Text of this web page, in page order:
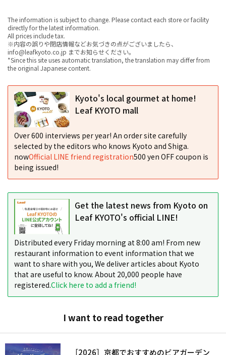
The information is subject to change. Please contact each store or facility
directly for the latest information.
All prices include tax.
※内容の誤りや閉店情報などお気づきの点がございましたら、
info@leafkyoto.co.jp までお知らせください。
*Since this site uses automatic translation, the translation may differ from
the original Japanese content.
Kyoto's local gourmet at home!
Leaf KYOTO mall
Over 600 interviews per year! An order site carefully
selected by the editors who knows Kyoto and Shiga.
nowOfficial LINE friend registration500 yen OFF coupon is
being issued!
Get the latest news from Kyoto on
Leaf KYOTO's official LINE!
Distributed every Friday morning at 8:00 am! From new
restaurant information to event information that we
want to share with you, We deliver articles about Kyoto
that are useful to know. About 20,000 people have
registered.Click here to add a friend!
I want to read together
［2026］京都でおすすめのビアガーデン